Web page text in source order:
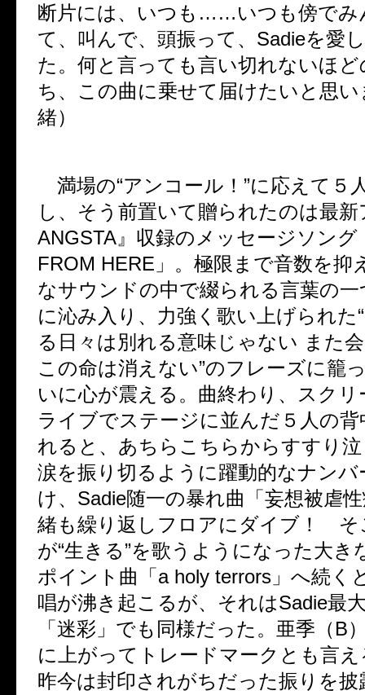
断片には、いつも……いつも傍でみ
て、叫んで、頭振って、Sadieを愛
た。何と言っても言い切れないほど
ち、この曲に乗せて届けたいと思い
緒）
満場の“アンコール！”に応えて５
し、そう前置いて贈られたのは最
ANGSTA』収録のメッセージソング
FROM HERE」。極限まで音数を抑
なサウンドの中で綴られる言葉の
に沁み入り、力強く歌い上げられた
る日々は別れる意味じゃない また
この命は消えない”のフレーズに籠
いに心が震える。曲終わり、スクリ
ライブでステージに並んだ５人の
れると、あちらこちらからすすり
涙を振り切るように躍動的なナンバ
け、Sadie随一の暴れ曲「妄想被虐
緒も繰り返しフロアにダイブ！ そ
が“生きる”を歌うようになった大き
ポイント曲「a holy terrors」へ続く
唱が沸き起こるが、それはSadie最
「迷彩」でも同様だった。亜季（B
に上がってトレードマークとも言
昨今は封印されがちだった振りを披